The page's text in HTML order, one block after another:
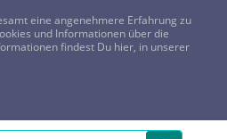
ANRUFEN: 0800-8478266
REGISTRIEREN
eine angenehmere Erfahrung zu
und Informationen über die
findest Du hier, in unserer